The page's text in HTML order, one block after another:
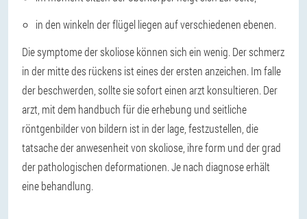
in den winkeln der flügel liegen auf verschiedenen ebenen.
Die symptome der skoliose können sich ein wenig. Der schmerz
in der mitte des rückens ist eines der ersten anzeichen. Im falle
der beschwerden, sollte sie sofort einen arzt konsultieren. Der
arzt, mit dem handbuch für die erhebung und seitliche
röntgenbilder von bildern ist in der lage, festzustellen, die
tatsache der anwesenheit von skoliose, ihre form und der grad
der pathologischen deformationen. Je nach diagnose erhält
eine behandlung.